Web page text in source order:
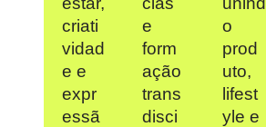
criati
vidad
e e
expr
essã
e
form
ação
trans
disci
o
prod
uto,
lifest
yle e